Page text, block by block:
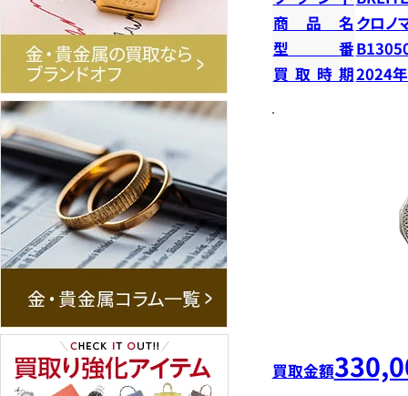
商品名 クロノ
型番
買取時期2024
買取金額